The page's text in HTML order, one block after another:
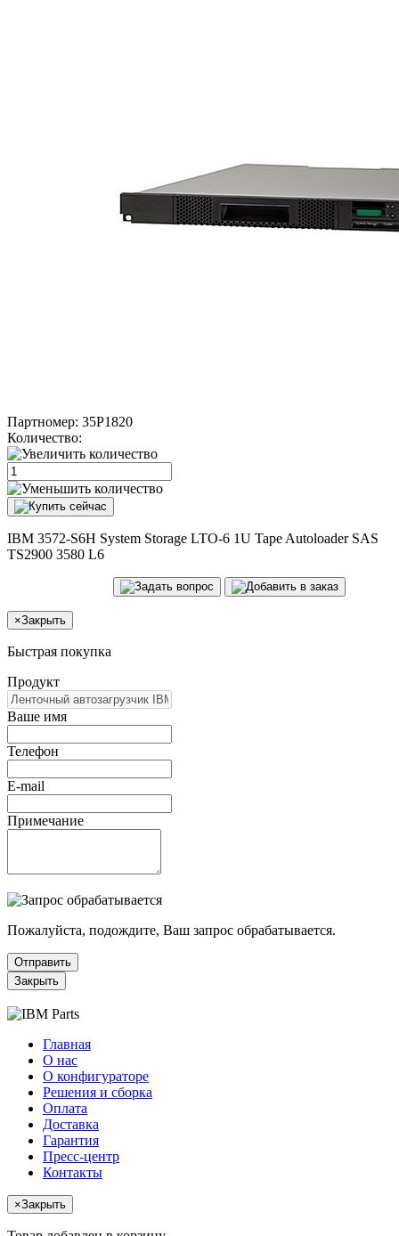
Партномер: 35P1820
Количество:
IBM 3572-S6H System Storage LTO-6 1U Tape Autoloader SAS
TS2900 3580 L6
×Закрыть
Быстрая покупка
Продукт
Ваше имя
Телефон
E-mail
Примечание
Пожалуйста, подождите, Ваш запрос обрабатывается.
Отправить
Закрыть
Главная
О нас
О конфигураторе
Решения и сборка
Оплата
Доставка
Гарантия
Пресс-центр
Контакты
×Закрыть